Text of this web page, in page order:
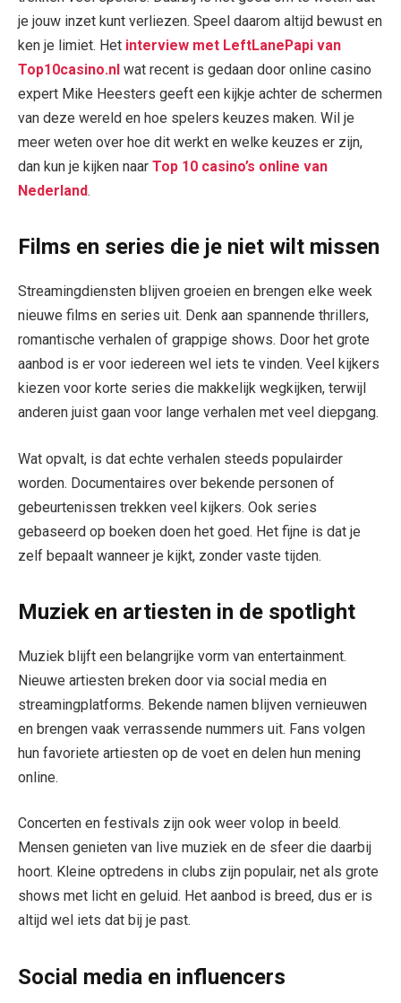
je jouw inzet kunt verliezen. Speel daarom altijd bewust en
ken je limiet. Het interview met LeftLanePapi van
Top10casino.nl wat recent is gedaan door online casino
expert Mike Heesters geeft een kijkje achter de schermen
van deze wereld en hoe spelers keuzes maken. Wil je
meer weten over hoe dit werkt en welke keuzes er zijn,
dan kun je kijken naar Top 10 casino’s online van
Nederland.
Films en series die je niet wilt missen
Streamingdiensten blijven groeien en brengen elke week
nieuwe films en series uit. Denk aan spannende thrillers,
romantische verhalen of grappige shows. Door het grote
aanbod is er voor iedereen wel iets te vinden. Veel kijkers
kiezen voor korte series die makkelijk wegkijken, terwijl
anderen juist gaan voor lange verhalen met veel diepgang.
Wat opvalt, is dat echte verhalen steeds populairder
worden. Documentaires over bekende personen of
gebeurtenissen trekken veel kijkers. Ook series
gebaseerd op boeken doen het goed. Het fijne is dat je
zelf bepaalt wanneer je kijkt, zonder vaste tijden.
Muziek en artiesten in de spotlight
Muziek blijft een belangrijke vorm van entertainment.
Nieuwe artiesten breken door via social media en
streamingplatforms. Bekende namen blijven vernieuwen
en brengen vaak verrassende nummers uit. Fans volgen
hun favoriete artiesten op de voet en delen hun mening
online.
Concerten en festivals zijn ook weer volop in beeld.
Mensen genieten van live muziek en de sfeer die daarbij
hoort. Kleine optredens in clubs zijn populair, net als grote
shows met licht en geluid. Het aanbod is breed, dus er is
altijd wel iets dat bij je past.
Social media en influencers